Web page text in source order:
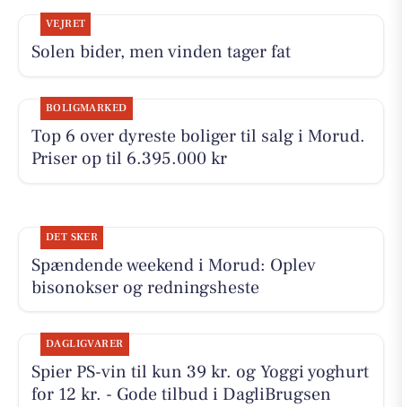
VEJRET
Solen bider, men vinden tager fat
BOLIGMARKED
Top 6 over dyreste boliger til salg i Morud.
Priser op til 6.395.000 kr
DET SKER
Spændende weekend i Morud: Oplev
bisonokser og redningsheste
DAGLIGVARER
Spier PS-vin til kun 39 kr. og Yoggi yoghurt
for 12 kr. - Gode tilbud i DagliBrugsen